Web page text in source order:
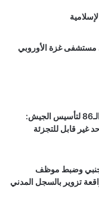
وصول 18 شهيدا إلى مستشفى غزة الأوروبي
المشير حفتر في الذكرى الـ86 لتأسيس الجيش:
غير قابل للتجزئة
أجنبي وضبط موظف
تزوير بالسجل المدني